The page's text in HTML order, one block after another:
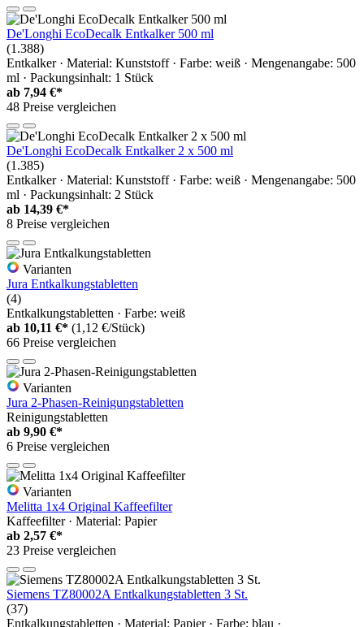
De'Longhi EcoDecalk Entkalker 500 ml
(1.388)
Entkalker · Material: Kunststoff · Farbe: weiß · Mengenangabe: 500
ml · Packungsinhalt: 1 Stück
ab 7,94 €*
48 Preise vergleichen
De'Longhi EcoDecalk Entkalker 2 x 500 ml
(1.385)
Entkalker · Material: Kunststoff · Farbe: weiß · Mengenangabe: 500
ml · Packungsinhalt: 2 Stück
ab 14,39 €*
8 Preise vergleichen
Varianten
Jura Entkalkungstabletten
(4)
Entkalkungstabletten · Farbe: weiß
ab 10,11 €* (1,12 €/Stück)
66 Preise vergleichen
Varianten
Jura 2-Phasen-Reinigungstabletten
Reinigungstabletten
ab 9,90 €*
6 Preise vergleichen
Varianten
Melitta 1x4 Original Kaffeefilter
Kaffeefilter · Material: Papier
ab 2,57 €*
23 Preise vergleichen
Siemens TZ80002A Entkalkungstabletten 3 St.
(37)
Entkalkungstabletten · Material: Papier · Farbe: blau ·